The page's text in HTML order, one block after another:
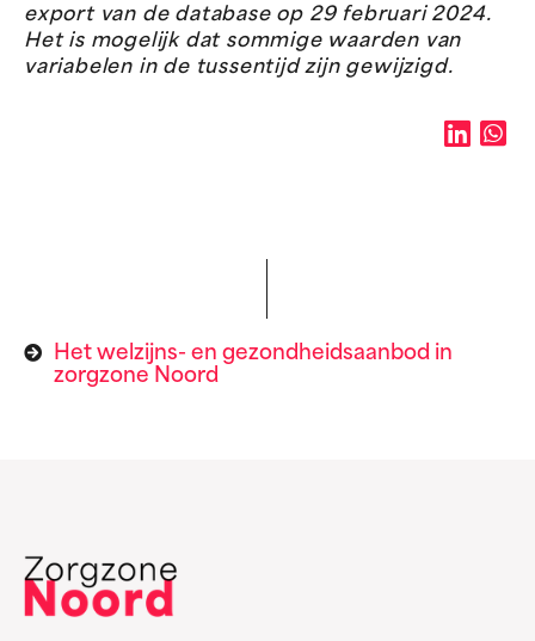
export van de database op 29 februari 2024.
Het is mogelijk dat sommige waarden van
variabelen in de tussentijd zijn gewijzigd.
Het welzijns- en gezondheidsaanbod in
zorgzone Noord